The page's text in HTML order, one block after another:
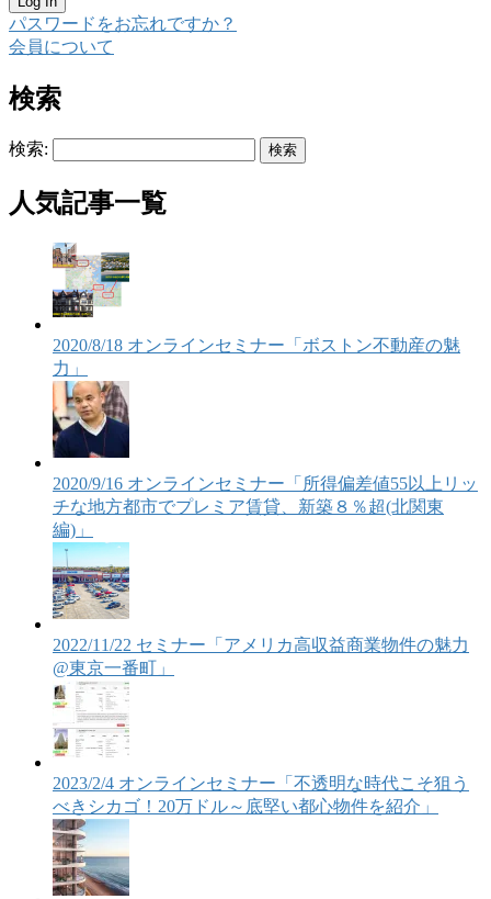
パスワードをお忘れですか？
会員について
検索
検索:
人気記事一覧
2020/8/18 オンラインセミナー「ボストン不動産の魅
力」
2020/9/16 オンラインセミナー「所得偏差値55以上リッ
チな地方都市でプレミア賃貸、新築８％超(北関東
編)」
2022/11/22 セミナー「アメリカ高収益商業物件の魅力
@東京一番町」
2023/2/4 オンラインセミナー「不透明な時代こそ狙う
べきシカゴ！20万ドル～底堅い都心物件を紹介」